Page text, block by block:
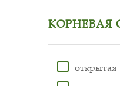
КОРНЕВАЯ
открытая